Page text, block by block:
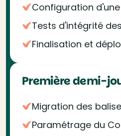
Configuration
Tests d'intégrité
Finalisation et
Première demi-
Migration des
Paramétrage du